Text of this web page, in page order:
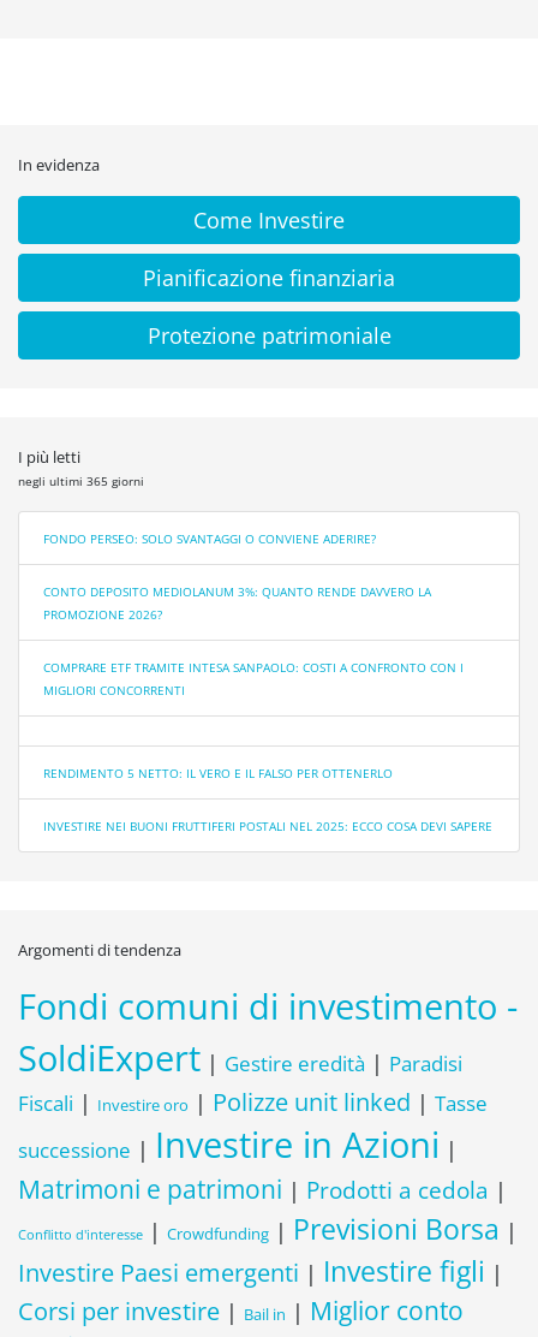
In evidenza
Come Investire
Pianificazione finanziaria
Protezione patrimoniale
I più letti
negli ultimi 365 giorni
FONDO PERSEO: SOLO SVANTAGGI O CONVIENE ADERIRE?
CONTO DEPOSITO MEDIOLANUM 3%: QUANTO RENDE DAVVERO LA
PROMOZIONE 2026?
COMPRARE ETF TRAMITE INTESA SANPAOLO: COSTI A CONFRONTO CON I
MIGLIORI CONCORRENTI
RENDIMENTO 5 NETTO: IL VERO E IL FALSO PER OTTENERLO
INVESTIRE NEI BUONI FRUTTIFERI POSTALI NEL 2025: ECCO COSA DEVI SAPERE
Argomenti di tendenza
Fondi comuni di investimento -
SoldiExpert | Gestire eredità | Paradisi
Fiscali | Investire oro | Polizze unit linked | Tasse
successione | Investire in Azioni |
Matrimoni e patrimoni | Prodotti a cedola |
Conflitto d'interesse | Crowdfunding | Previsioni Borsa |
Investire Paesi emergenti | Investire figli |
Corsi per investire | Bail in | Miglior conto